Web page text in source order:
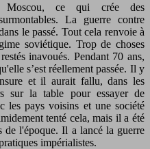
Moscou, ce qui crée des
La guerre contre
le passé. Tout cela renvoie à
soviétique. Trop de choses
inavoués. Pendant 70 ans,
s’est réellement passée. Il y
et il aurait fallu, dans les
sur la table pour essayer de
les pays voisins et une société
tenté cela, mais il a été
de l'époque. Il a lancé la guerre
impérialistes.